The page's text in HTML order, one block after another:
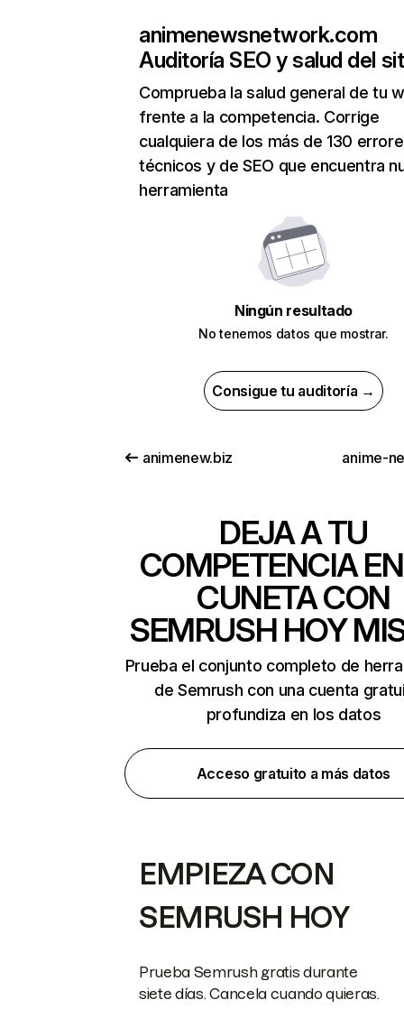
animenewsnetwork.com
Auditoría SEO y salud del
Comprueba la salud general de tu
frente a la competencia. Corrige
cualquiera de los más de 130
técnicos y de SEO que encuentra
herramienta
Ningún resultado
No tenemos datos que mostrar.
Consigue tu auditoría →
animenew.biz anime-
DEJA A TU
COMPETENCIA
CUNETA CON
SEMRUSH HOY
Prueba el conjunto completo de
de Semrush con una cuenta
profundiza en los datos
Acceso gratuito a más datos
EMPIEZA CON
SEMRUSH HOY
Prueba Semrush gratis durante
siete días. Cancela cuando quieras.